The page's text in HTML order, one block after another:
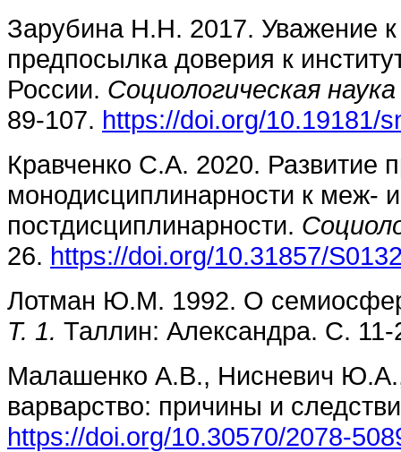
Зарубина Н.Н. 2017. Уважение
предпосылка доверия к
России. Социологическая
89-107. https://doi.org/10.19181/
Кравченко С.А. 2020. Развитие
монодисциплинарности к меж- и
постдисциплинарности.
26. https://doi.org/10.31857/
Лотман Ю.М. 1992. О
Т. 1. Таллин: Александра. С. 11-
Малашенко А.В., Нисневич
варварство: причины и
https://doi.org/10.30570/2078-